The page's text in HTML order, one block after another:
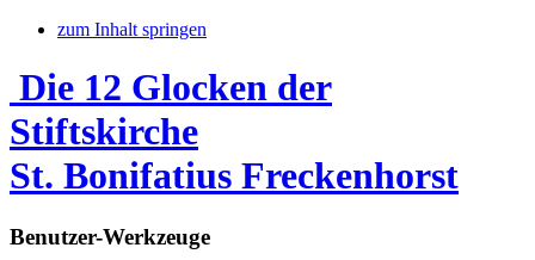
zum Inhalt springen
Die 12 Glocken der
Stiftskirche
St. Bonifatius Freckenhorst
Benutzer-Werkzeuge